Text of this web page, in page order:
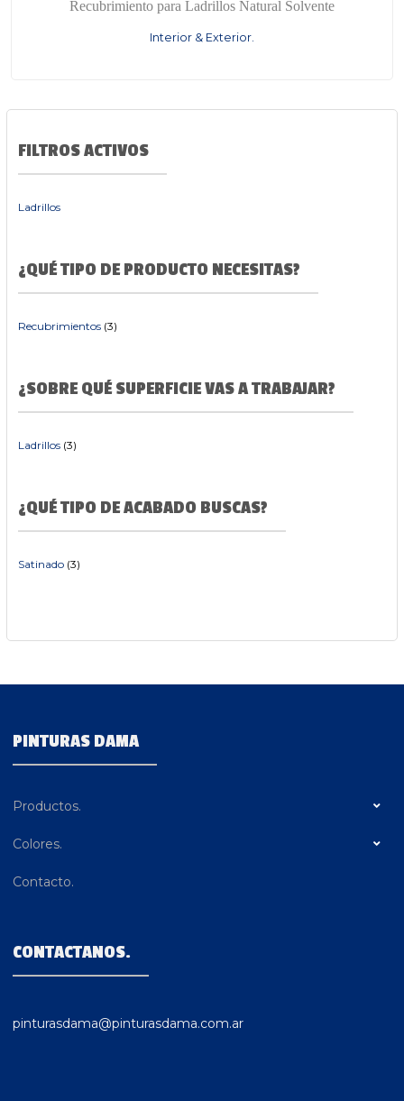
Recubrimiento para Ladrillos Natural Solvente
Interior & Exterior.
FILTROS ACTIVOS
Ladrillos
¿QUÉ TIPO DE PRODUCTO NECESITAS?
Recubrimientos (3)
¿SOBRE QUÉ SUPERFICIE VAS A TRABAJAR?
Ladrillos (3)
¿QUÉ TIPO DE ACABADO BUSCAS?
Satinado (3)
PINTURAS DAMA
Productos.
Colores.
Contacto.
CONTACTANOS.
pinturasdama@pinturasdama.com.ar